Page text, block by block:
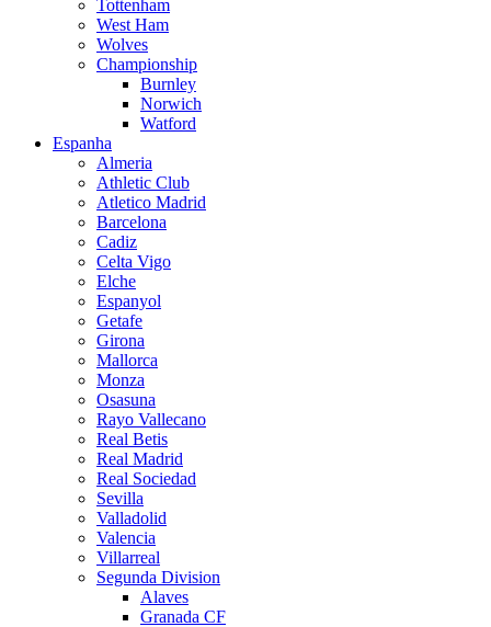
Tottenham
West Ham
Wolves
Championship
Burnley
Norwich
Watford
Espanha
Almeria
Athletic Club
Atletico Madrid
Barcelona
Cadiz
Celta Vigo
Elche
Espanyol
Getafe
Girona
Mallorca
Monza
Osasuna
Rayo Vallecano
Real Betis
Real Madrid
Real Sociedad
Sevilla
Valladolid
Valencia
Villarreal
Segunda Division
Alaves
Granada CF